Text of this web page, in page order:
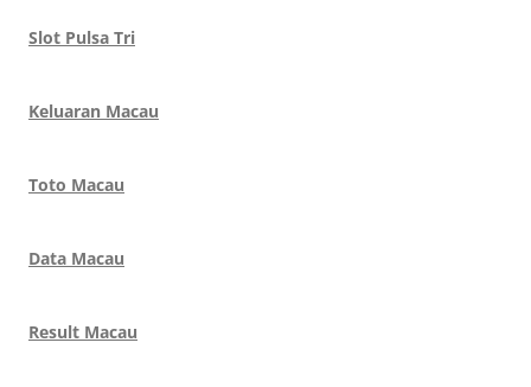
Slot Pulsa Tri
Keluaran Macau
Toto Macau
Data Macau
Result Macau